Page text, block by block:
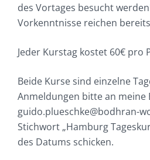
des Vortages besucht
Vorkenntnisse reichen
Jeder Kurstag kostet 60€ pro
Beide Kurse sind einzelne
Anmeldungen bitte an meine
guido.plueschke@bodhran-
Stichwort „Hamburg
des Datums schicken.